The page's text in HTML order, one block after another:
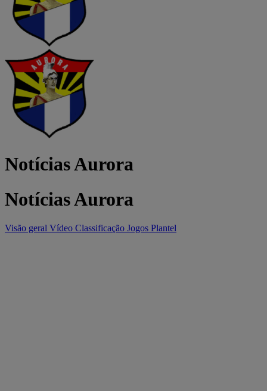
Notícias Aurora
Notícias Aurora
Visão geral Vídeo Classificação Jogos Plantel